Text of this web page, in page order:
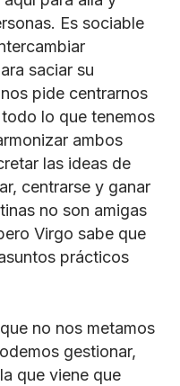
Es sociable
saciar su
pide centrarnos
lo que tenemos
ambos
las ideas de
centrarse y ganar
no son amigas
Virgo sabe que
prácticos
no nos metamos
gestionar,
que viene que